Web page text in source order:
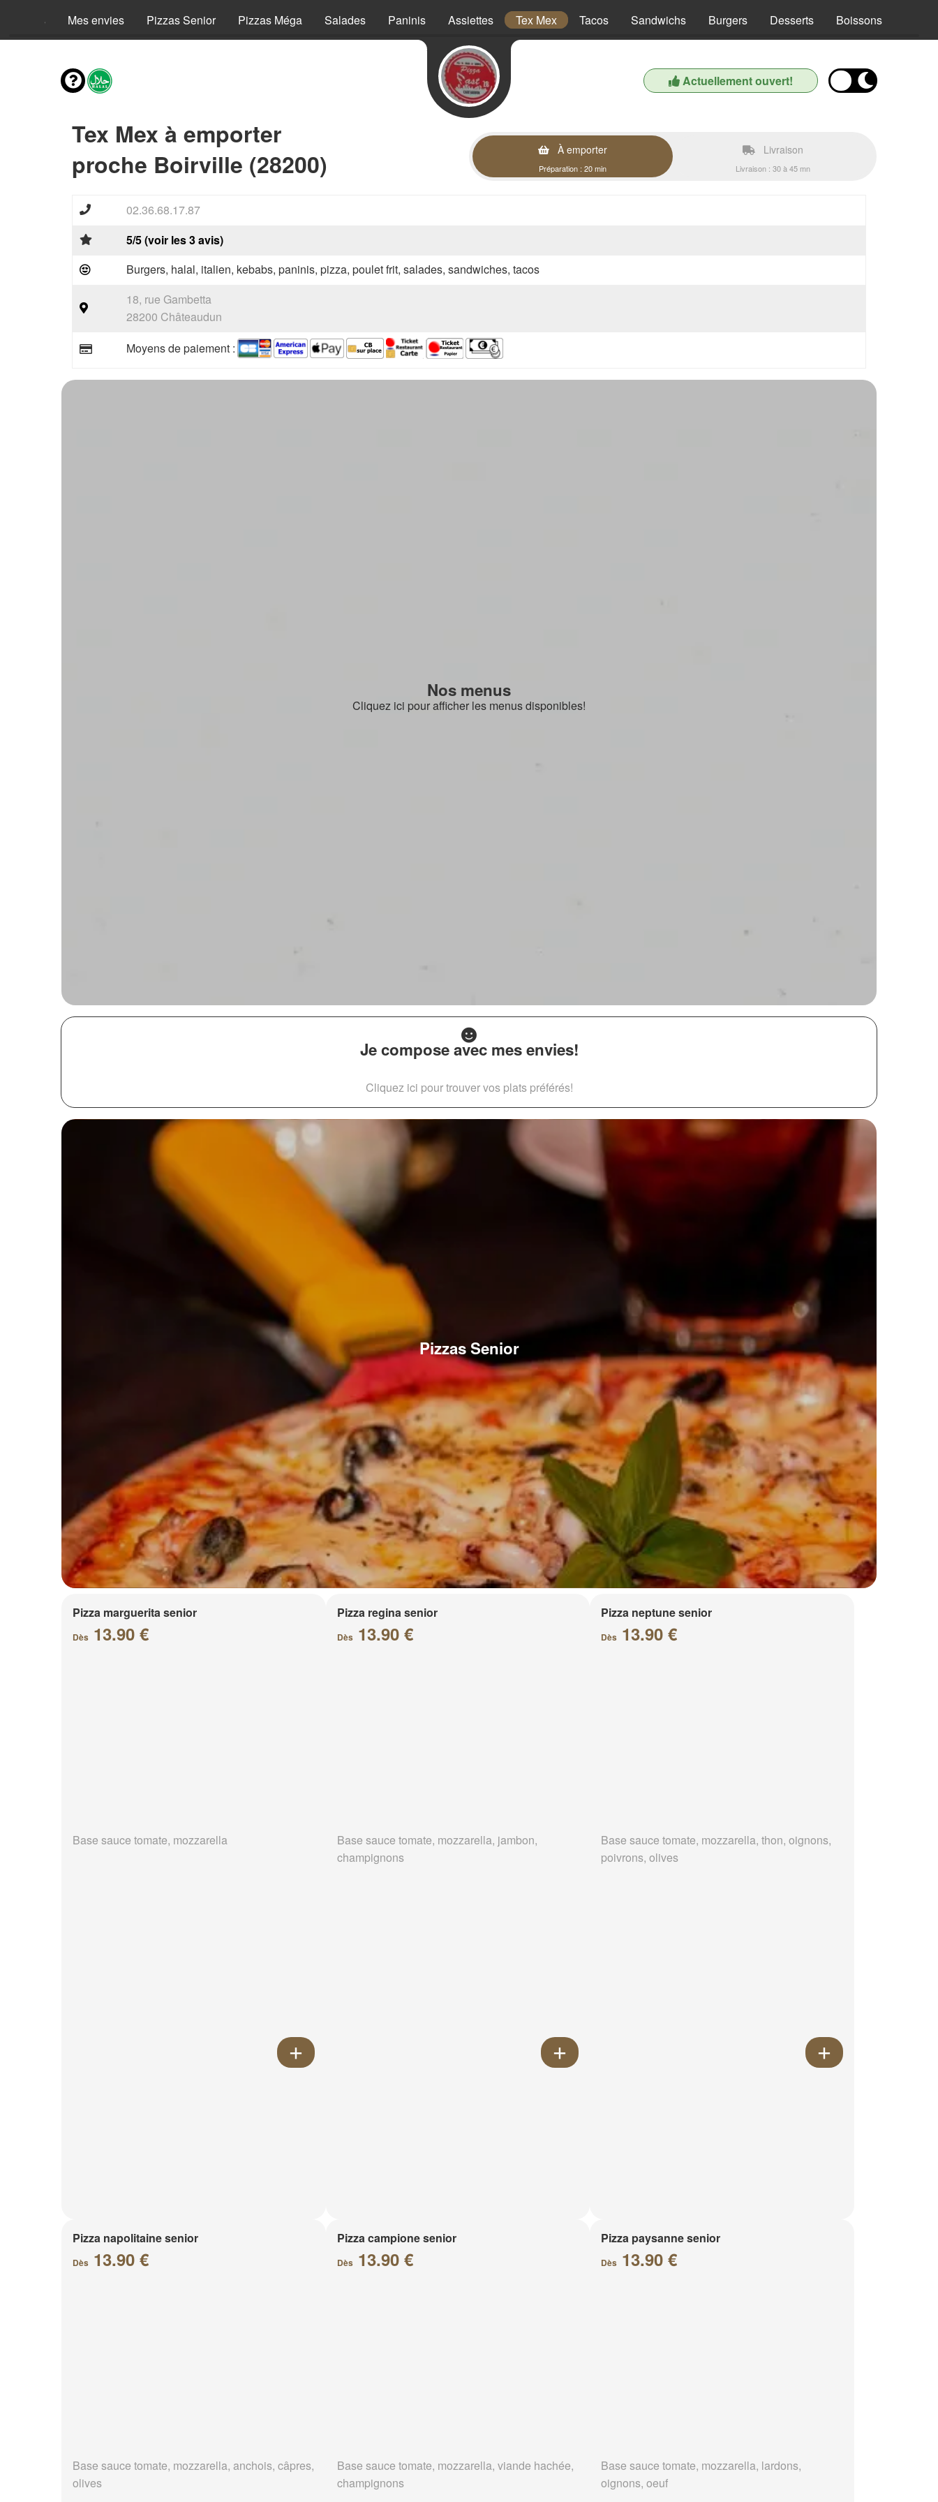
Menus Mes envies Pizzas Senior Pizzas Méga Salades Paninis Assiettes Tex Mex Tacos Sandwichs Burgers Desserts Boissons
Actuellement ouvert!
Tex Mex à emporter
proche Boirville (28200)
À emporter
Préparation : 20 min
Livraison
Livraison : 30 à 45 mn
02.36.68.17.87
5/5 (voir les 3 avis)
Burgers, halal, italien, kebabs, paninis, pizza, poulet frit, salades, sandwiches, tacos
18, rue Gambetta
28200 Châteaudun
Moyens de paiement :
Nos menus
Cliquez ici pour afficher les menus disponibles!
Je compose avec mes envies!
Cliquez ici pour trouver vos plats préférés!
Pizzas Senior
Pizza marguerita senior
Dès 13.90 €
Base sauce tomate, mozzarella
Pizza regina senior
Dès 13.90 €
Base sauce tomate, mozzarella, jambon,
champignons
Pizza neptune senior
Dès 13.90 €
Base sauce tomate, mozzarella, thon, oignons,
poivrons, olives
Pizza napolitaine senior
Dès 13.90 €
Base sauce tomate, mozzarella, anchois, câpres,
olives
Pizza campione senior
Dès 13.90 €
Base sauce tomate, mozzarella, viande hachée,
champignons
Pizza paysanne senior
Dès 13.90 €
Base sauce tomate, mozzarella, lardons,
oignons, oeuf